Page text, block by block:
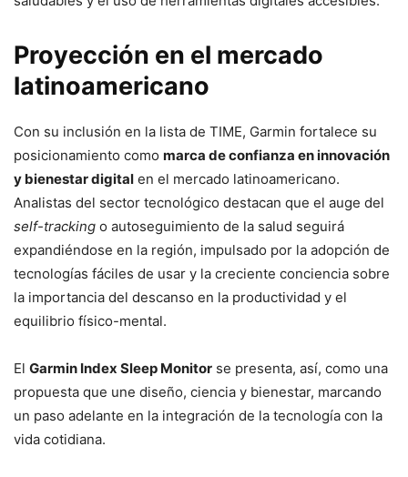
Proyección en el mercado
latinoamericano
Con su inclusión en la lista de TIME, Garmin fortalece su
posicionamiento como marca de confianza en innovación
y bienestar digital en el mercado latinoamericano.
Analistas del sector tecnológico destacan que el auge del
self-tracking o autoseguimiento de la salud seguirá
expandiéndose en la región, impulsado por la adopción de
tecnologías fáciles de usar y la creciente conciencia sobre
la importancia del descanso en la productividad y el
equilibrio físico-mental.
El Garmin Index Sleep Monitor se presenta, así, como una
propuesta que une diseño, ciencia y bienestar, marcando
un paso adelante en la integración de la tecnología con la
vida cotidiana.